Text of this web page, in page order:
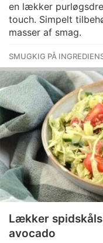
en lækker
touch. Simpelt
masser af smag.
SMUGKIG PÅ
Lækker
avocado